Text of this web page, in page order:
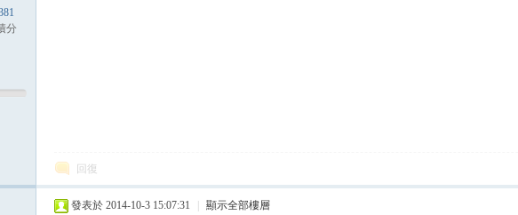
分
回復
發表於 2014-10-3 15:07:31 顯示全部樓層